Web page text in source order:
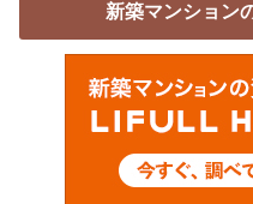
新築マンション